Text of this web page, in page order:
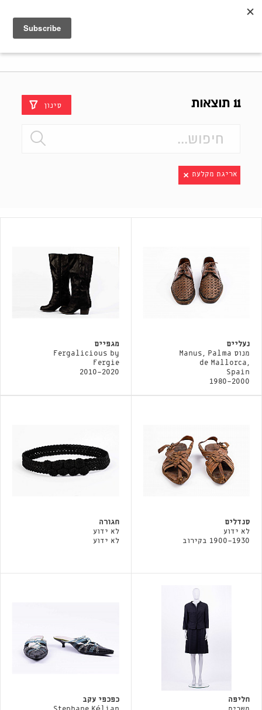
11 תוצאות סינון
אריגת מקלעת
נעליים
מנוס Manus, Palma
de Mallorca,
Spain
1980-2000
מגפיים
Fergalicious by
Fergie
2010-2020
סנדלים
לא ידוע
1900-1930 בקירוב
חגורה
לא ידוע
לא ידוע
חליפה
כפכפי עקב